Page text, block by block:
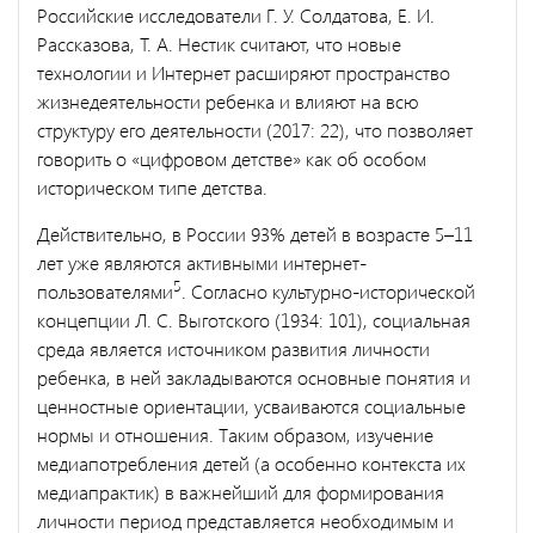
Российские исследователи Г. У. Солдатова, Е. И.
Рассказова, Т. А. Нестик считают, что новые
технологии и Интернет расширяют пространство
жизнедеятельности ребенка и влияют на всю
структуру его деятельности (2017: 22), что позволяет
говорить о «цифровом детстве» как об особом
историческом типе детства.
Действительно, в России 93% детей в возрасте 5–11
лет уже являются активными интернет-
пользователями5 . Согласно культурно-исторической
концепции Л. С. Выготского (1934: 101), социальная
среда является источником развития личности
ребенка, в ней закладываются основные понятия и
ценностные ориентации, усваиваются социальные
нормы и отношения. Таким образом, изучение
медиапотребления детей (а особенно контекста их
медиапрактик) в важнейший для формирования
личности период представляется необходимым и